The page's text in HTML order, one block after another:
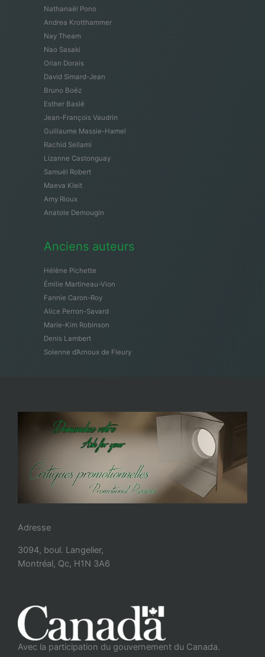
Nathanaël Pono
Andrea Krotthammer
Nay Theam
Nao Sasaki
Orian Dorais
David Simard-Jean
Bruno Boëz
Esther Baslé
Jean-François Vaudrin
Guillaume Massie-Hamel
Rachid Sellami
Lizanne Castonguay
Samuël Robert
Maeva Kleit
Amy Rioux
Anatole Demougin
Anciens auteurs
Hélène Pichette
Émilie Martineau-Vion
Fannie Caron-Roy
Alice Perron-Savard
Marie-Kim Robinson
Denis Lambert
Solenne d’Arnoux de Fleury
Adresse
3094, boul. Langelier,
Montréal, Qc, H1N 3A6
Avec la participation du gouvernement du Canada.